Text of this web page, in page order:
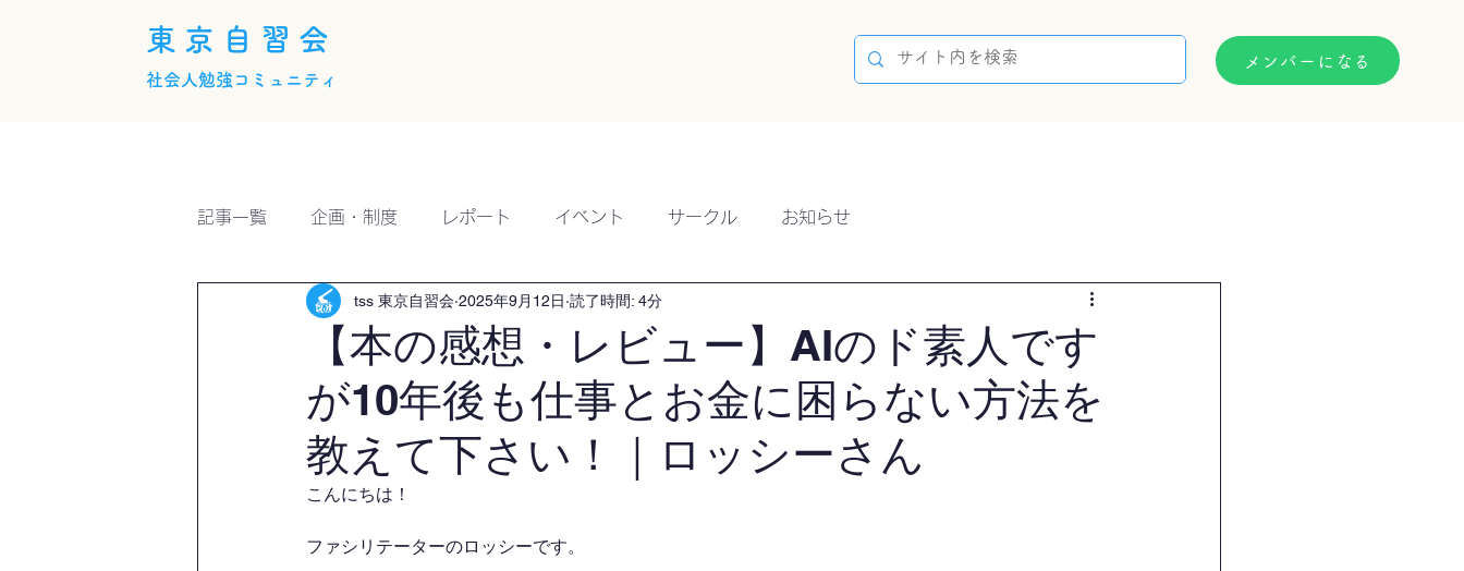
東京自習会
社会人勉強コミュニティ
メンバーになる
記事一覧 企画・制度 レポート イベント サークル お知らせ
【本の感想・レビュー】AIのド素人です
が10年後も仕事とお金に困らない方法を
教えて下さい！｜ロッシーさん
tss 東京自習会 2025年9月12日 読了時間: 4分
こんにちは！
ファシリテーターのロッシーです。